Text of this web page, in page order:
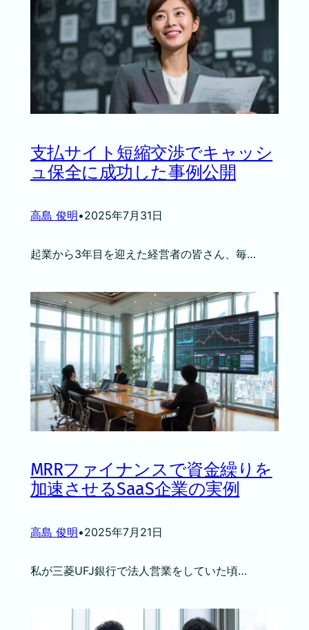
支払サイト短縮交渉でキャッシ
ュ保全に成功した事例公開
高島 俊明•2025年7月31日
起業から3年目を迎えた経営者の皆さん、毎…
MRRファイナンスで資金繰りを
加速させるSaaS企業の実例
高島 俊明•2025年7月21日
私が三菱UFJ銀行で法人営業をしていた頃…